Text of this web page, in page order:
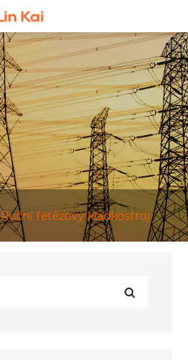
Ruční řetězový kladkostroj